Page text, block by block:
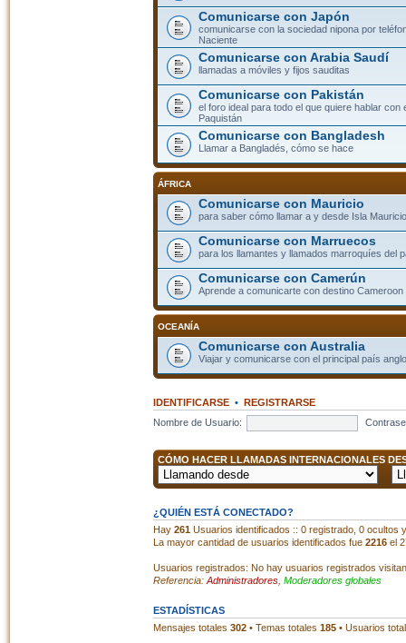
Comunicarse con Japón
comunicarse con la sociedad nipona por
Naciente
Comunicarse con Arabia Saudí
llamadas a móviles y fijos sauditas
Comunicarse con Pakistán
el foro ideal para todo el que quiere hablar con
Paquistán
Comunicarse con Bangladesh
Llamar a Bangladés, cómo se hace
ÁFRICA
Comunicarse con Mauricio
para saber cómo llamar a y desde Isla
Comunicarse con Marruecos
para los llamantes y llamados marroquíes del
Comunicarse con Camerún
Aprende a comunicarte con destino Cameroon
OCEANÍA
Comunicarse con Australia
Viajar y comunicarse con el principal país
IDENTIFICARSE• REGISTRARSE
Nombre de Usuario:
CÓMO HACER LLAMADAS INTERNACIONALES
¿QUIÉN ESTÁ CONECTADO?
Hay 261Usuarios identificados :: 0 registrado, 0 ocultos
La mayor cantidad de usuarios identificados fue 2216el
Usuarios registrados: No hay usuarios registrados
Referencia: Administradores, Moderadores globales
ESTADÍSTICAS
Mensajes totales 302• Temas totales 185• Usuarios